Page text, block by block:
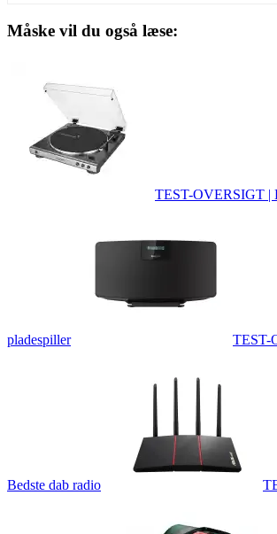
Måske vil du også læse:
TEST-OVERSIGT |
pladespiller TEST-
Bedste dab radio